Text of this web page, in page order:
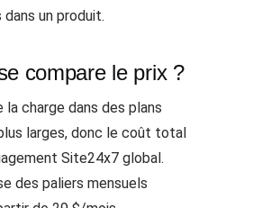
un produit.
compare le prix ?
charge dans des plans
larges, donc le coût total
Site24x7 global.
des paliers mensuels